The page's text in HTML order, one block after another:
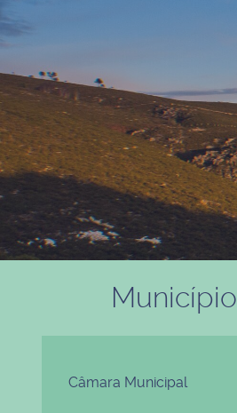
Município
Câmara Municipal